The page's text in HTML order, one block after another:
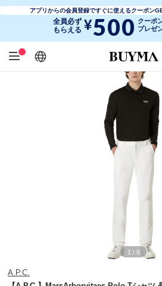
アプリからの会員登録ですぐに使えるクーポン
全員必ず
もらえる ¥500 クーポ
プレゼ
日本語
English
简体中文
繁體中文
1 / 6
A.P.C.